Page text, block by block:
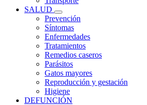
SALUD
Prevención
Síntomas
Enfermedades
Tratamientos
Remedios caseros
Parásitos
Gatos mayores
Reproducción y gestación
Higiene
DEFUNCIÓN